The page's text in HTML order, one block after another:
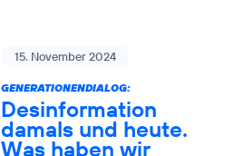
15. November 2024
GENERATIONENDIALOG:
Desinformation
damals und heute.
Was haben wir